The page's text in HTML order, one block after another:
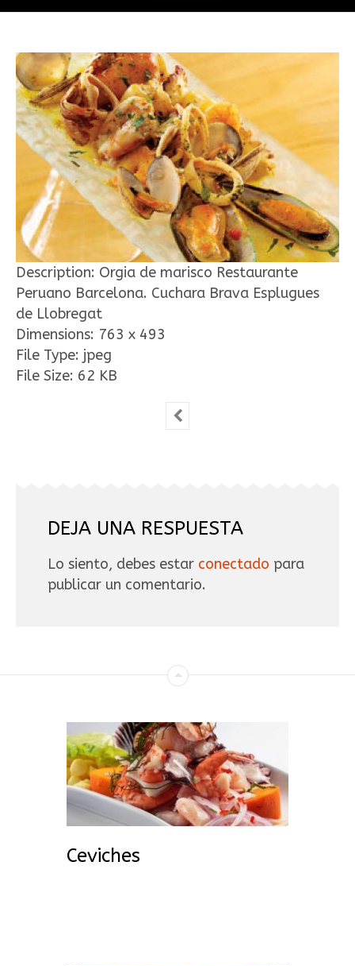
Description: Orgia de marisco Restaurante
Peruano Barcelona. Cuchara Brava Esplugues
de Llobregat
Dimensions: 763 x 493
File Type: jpeg
File Size: 62 KB
DEJA UNA RESPUESTA
Lo siento, debes estar conectado para
publicar un comentario.
Ceviches